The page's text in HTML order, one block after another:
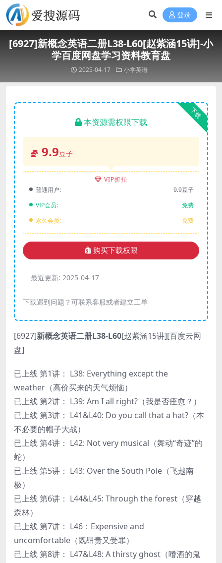
登录
[6927]新概念英语二册L38-L60[赵紫涵15讲]-小
学百度网盘学习资料教育盘
2025-04-17 小学英语
下载
本资源需权限下载
9.9豆子
VIP折扣
普通用户:
9.9豆子
VIP会员:
免费
永久会员:
免费
购买下载权限
最近更新: 2025-04-17
下载遇到问题？可联系客服或者建立工单
[6927]新概念英语二册L38-L60[赵紫涵15讲][百度云网
盘]
已上线 第1讲： L38: Everything except the
weather（高价买来的天气烦恼）
已上线 第2讲： L39: Am I all right?（我是否痊愈？）
已上线 第3讲： L41&L40: Do you call that a hat?（本
不必要的帽子大战）
已上线 第4讲： L42: Not very musical（舞动“奇迹”的
蛇）
已上线 第5讲： L43: Over the South Pole（飞越南
极）
已上线 第6讲： L44&L45: Through the forest（穿越
森林）
已上线 第7讲： L46：Expensive and
uncomfortable（既昂贵又受罪）
已上线 第8讲： L47&L48: A thirsty ghost（嗜酒的鬼